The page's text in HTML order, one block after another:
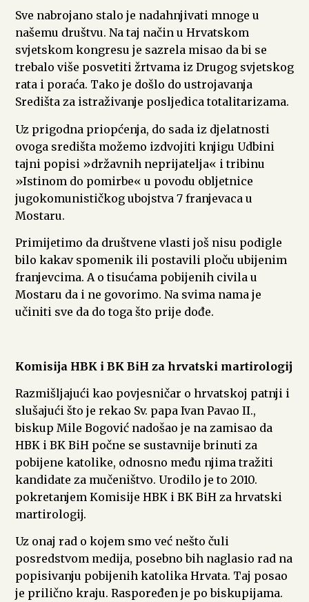
Sve nabrojano stalo je nadahnjivati mnoge u
našemu društvu. Na taj način u Hrvatskom
svjetskom kongresu je sazrela misao da bi se
trebalo više posvetiti žrtvama iz Drugog svjetskog
rata i poraća. Tako je došlo do ustrojavanja
Središta za istraživanje posljedica totalitarizama.
Uz prigodna priopćenja, do sada iz djelatnosti
ovoga središta možemo izdvojiti knjigu Udbini
tajni popisi »državnih neprijatelja« i tribinu
»Istinom do pomirbe« u povodu obljetnice
jugokomunističkog ubojstva 7 franjevaca u
Mostaru.
Primijetimo da društvene vlasti još nisu podigle
bilo kakav spomenik ili postavili ploču ubijenim
franjevcima. A o tisućama pobijenih civila u
Mostaru da i ne govorimo. Na svima nama je
učiniti sve da do toga što prije dođe.
Komisija HBK i BK BiH za hrvatski martirologij
Razmišljajući kao povjesničar o hrvatskoj patnji i
slušajući što je rekao Sv. papa Ivan Pavao II.,
biskup Mile Bogović nadošao je na zamisao da
HBK i BK BiH počne se sustavnije brinuti za
pobijene katolike, odnosno među njima tražiti
kandidate za mučeništvo. Urodilo je to 2010.
pokretanjem Komisije HBK i BK BiH za hrvatski
martirologij.
Uz onaj rad o kojem smo već nešto čuli
posredstvom medija, posebno bih naglasio rad na
popisivanju pobijenih katolika Hrvata. Taj posao
je prilično kraju. Raspoređen je po biskupijama.